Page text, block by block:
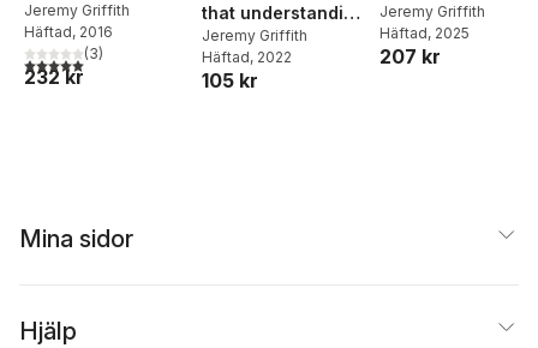
Jeremy Griffith
Häftad, 2016
5,0utav 5 stjärnor. Totalt antal röster:
(3)
232 kr
that understanding
the human
condition brings
Jeremy Griffith
Häftad, 2022
105 kr
Jeremy Griffith
Häftad, 2025
207 kr
Mina sidor
Hjälp